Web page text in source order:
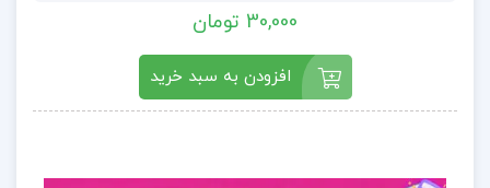
30,000 تومان
افزودن به سبد خرید